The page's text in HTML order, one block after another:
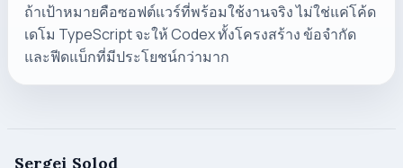
ถ้าเป้าหมายคือซอฟต์แวร์ที่พร้อมใช้งานจริง ไม่ใช่แค่โค้ด
เดโม TypeScript จะให้ Codex ทั้งโครงสร้าง ข้อจำกัด
และฟีดแบ็กที่มีประโยชน์กว่ามาก
Sergei Solod